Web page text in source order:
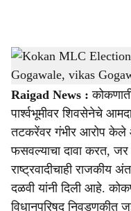
h
a
r
e
Kokan MLC Election; Mahendra
sarkarnama
Raigad News :
पार्श्वभूमीवर शिवसेनेचे
तटकरेंवर गंभीर आरोप केले
फसवल्याचा दावा करत,
राष्ट्रवादीचाही राजकीय
दळवी यांनी दिली आहे.
विधानपरिषद निवडणुकीत